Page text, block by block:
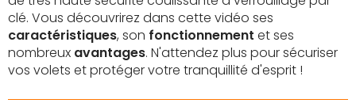
clé. Vous découvrirez dans cette vidéo ses
caractéristiques, son fonctionnement et ses
nombreux avantages. N'attendez plus pour sécuriser
vos volets et protéger votre tranquillité d'esprit !